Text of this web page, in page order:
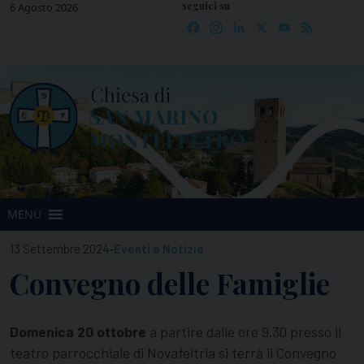
Skip6 Agosto 2026 seguici su
Facebook
Instagram
LinkedIn YouTube
MENU
13 Settembre 2024-Eventi e Notizie
Convegno delle Famiglie
Domenica 20 ottobre a partire dalle ore 9.30 presso il
teatro parrocchiale di Novafeltria si terrà il Convegno